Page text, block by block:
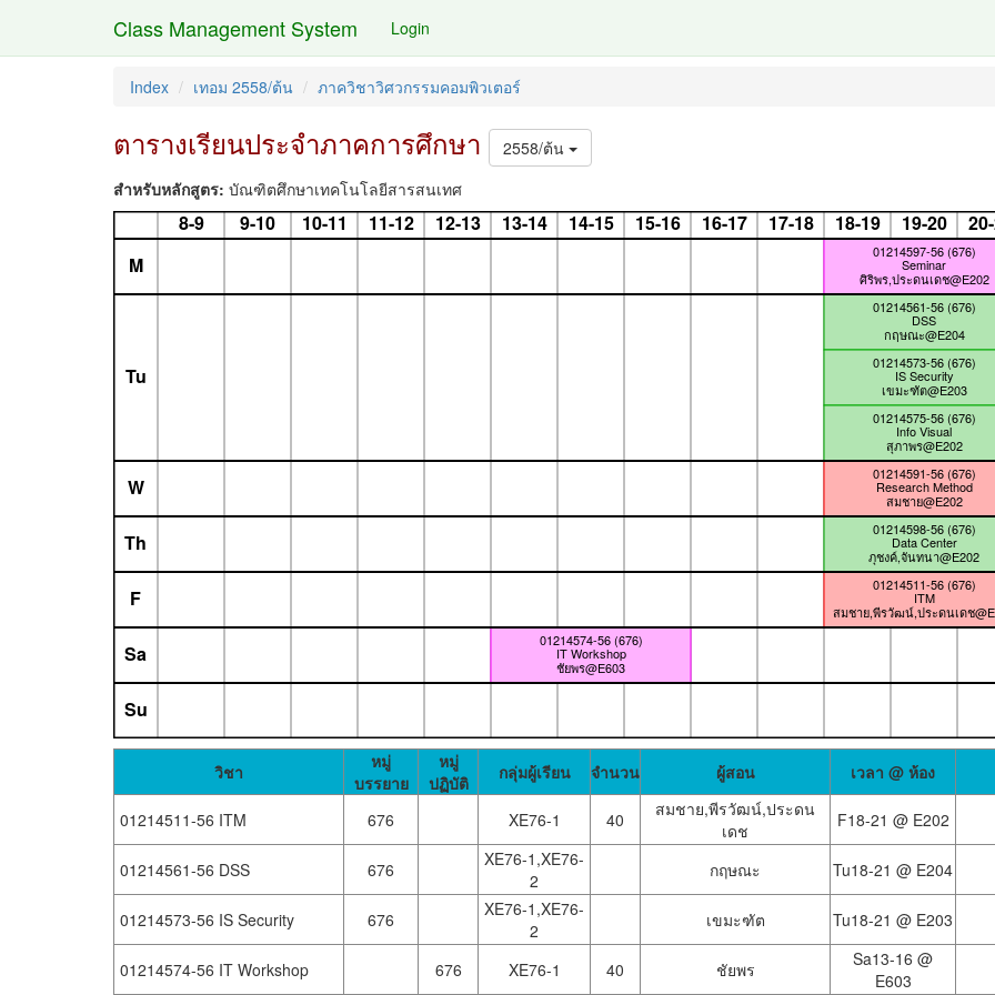
Class Management System Login
Index เทอม 2558/ต้น ภาควิชาวิศวกรรมคอมพิวเตอร์
ตารางเรียนประจำภาคการศึกษา
2558/ต้น
สำหรับหลักสูตร: บัณฑิตศึกษาเทคโนโลยีสารสนเทศ
8-9 9-10 10-11 11-12 12-13 13-14 14-15 15-16 16-17 17-18 18-19 19-20
01214511-56 (676)
ITM
สมชาย,พีรวัฒน์,ประดนเดช
01214561-56 (676)
DSS
กฤษณะ@E204
01214573-56 (676)
IS Security
เขมะฑัต@E203
01214574-56 (676)
IT Workshop
ชัยพร@E603
01214575-56 (676)
Info Visual
สุภาพร@E202
01214591-56 (676)
Research Method
สมชาย@E202
01214597-56 (676)
Seminar
ศิริพร,ประดนเดช@E202
01214598-56 (676)
Data Center
ภุชงค์,จันทนา@E202
M
Tu
W
Th
F
Sa
Su
วิชา
หมู่
บรรยาย
หมู่
ปฏิบัติ
กลุ่มผู้เรียน จำนวน ผู้สอน เวลา @ ห้อง
01214511-56 ITM 676 XE76-1 40
สมชาย,พีรวัฒน์,ประดน
เดช
F18-21 @ E202
01214561-56 DSS 676
XE76-1,XE76-
2
กฤษณะ Tu18-21 @ E204
01214573-56 IS Security 676
XE76-1,XE76-
2
เขมะฑัต Tu18-21 @ E203
01214574-56 IT Workshop 676 XE76-1 40 ชัยพร
Sa13-16 @
E603